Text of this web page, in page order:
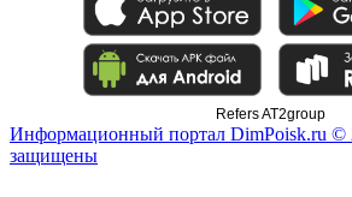
Refers AT2group
Информационный портал DimPoisk.ru ©
защищены